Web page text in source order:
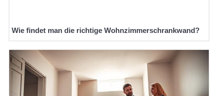
Wie findet man die richtige Wohnzimmerschrankwand?